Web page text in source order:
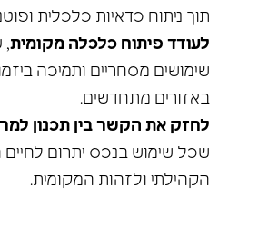
תוך ניתוח כדאיות כלכלית
לעודד פיתוח כלכלה מקומית,
שימושים מסחריים ותמיכה
באזורים מתחדשים.
לחזק את הקשר בין תכנון
שכל שימוש בנכס יתרום לחיים
הקהילתי ולזהות המקומית.